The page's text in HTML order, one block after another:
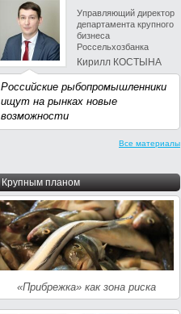
Управляющий директор
департамента крупного
бизнеса
Россельхозбанка
Кирилл КОСТЫНА
Российские рыбопромышленники
ищут на рынках новые
возможности
Все материалы
Крупным планом
«Прибрежка» как зона риска